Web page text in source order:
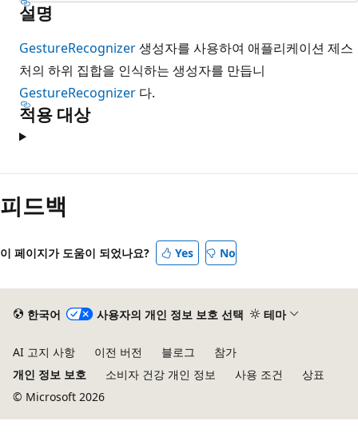
설명
GestureRecognizer생성자를 사용하여 애플리케이션 제스
처의 하위 집합을 인식하는 생성자를 만듭니
GestureRecognizer 다.
적용 대상
읽
모
사
피드백
이 페이지가 도움이 되었나요? Yes No
한국어 사용자의 개인 정보 보호 선택 테마
AI 고지 사항 이전 버전 블로그
참가
개인 정보 보호
소비자 건강 개인 정보 사용 조건
상표
© Microsoft 2026